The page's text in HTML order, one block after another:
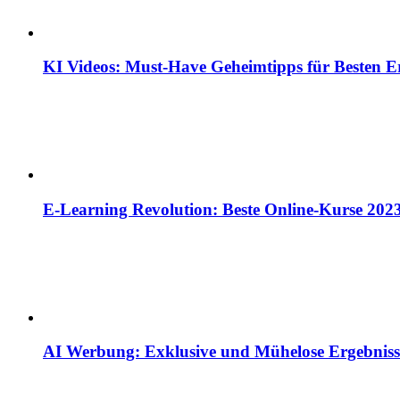
KI Videos: Must-Have Geheimtipps für Besten
E-Learning Revolution: Beste Online-Kurse
AI Werbung: Exklusive und Mühelose